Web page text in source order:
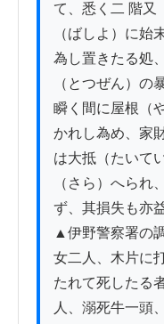
て、悉く二 階又
（ばしよ）に始
為し置きたる処
（とつぜん）の
瞬く間に屋根（
かれし為め、家
は大抵（たいて
（さら）へられ
ず、其損失も亦
▲伊野警察署の
女二人、木片に
たれて死したる
人、溺死牛一頭